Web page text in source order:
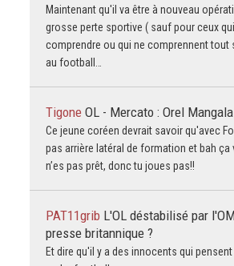
Maintenant qu'il va être à nouveau
grosse perte sportive ( sauf pour ceux
comprendre ou qui ne comprennent tout
au football…
Tigone OL - Mercato : Orel
Ce jeune coréen devrait savoir qu'avec
pas arrière latéral de formation et bah ça
n’es pas prêt, donc tu joues pas!!
PAT11grib L'OL déstabilisé par
presse britannique ?
Et dire qu'il y a des innocents qui